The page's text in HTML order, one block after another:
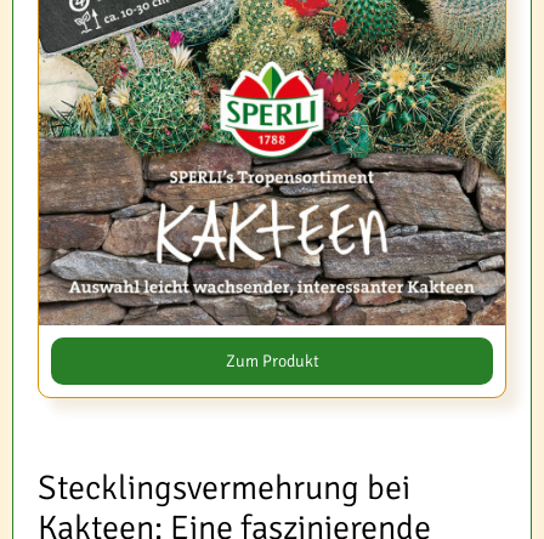
Zum Produkt
Stecklingsvermehrung bei
Kakteen: Eine faszinierende